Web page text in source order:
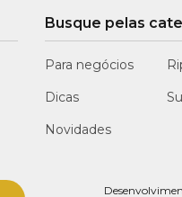
Busque pelas
Para negócios
Dicas
Novidades